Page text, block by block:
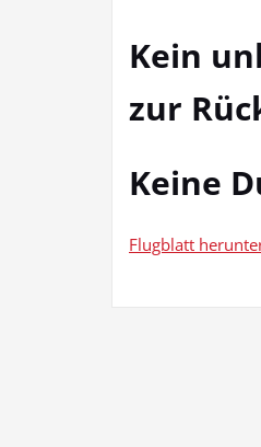
Kein
zur
Keine
Flugblatt